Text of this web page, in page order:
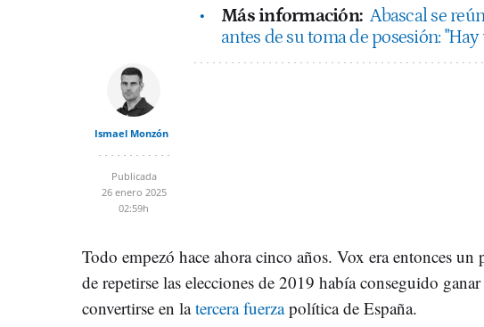
Más información: Abascal se
antes de su toma de posesión:
Ismael Monzón
Publicada
26 enero 2025
02:59h
Todo empezó hace ahora cinco años. Vox era entonces un
de repetirse las elecciones de 2019 había conseguido
convertirse en latercera fuerzapolítica de España.